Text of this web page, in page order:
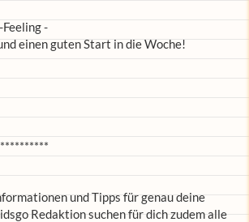
-
einen guten Start in die Woche!
und Tipps für genau deine
Redaktion suchen für dich zudem alle